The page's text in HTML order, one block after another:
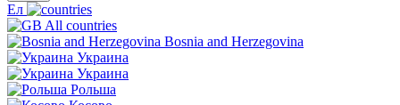
Ел
All countries
Bosnia and Herzegovina
Украина
Украина
Рольша